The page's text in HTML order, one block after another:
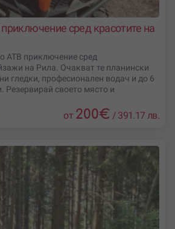
сред красотите на
АТВ приключение сред
на Рила. Очакват те планински
гледки, професионален водач и до 6
Резервирай своето място и
от 200€ / 391.17 лв.